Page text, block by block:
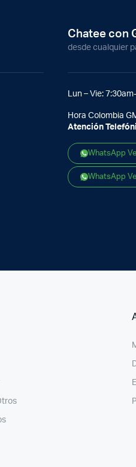
Chatee con
desde cualquier
Lun – Vie:
Hora Colombia
Atención
WhatsApp
WhatsApp